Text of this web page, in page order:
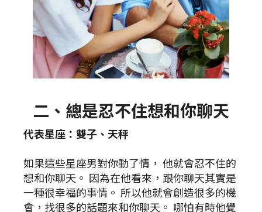
二、總是忍不住想和你聊天
代表星座：雙子、天秤
如果這些星座男對你動了情， 他就會忍不住的
想和你聊天。 因為在他看來，跟你聊天其實是
一種很幸福的事情。 所以他就會創造很多的機
會，找很多的話題來和你聊天。 哪怕有時他覺